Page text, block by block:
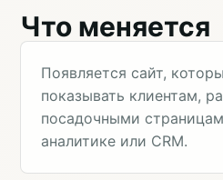
Что меняется
Появляется сайт,
показывать клиентам,
посадочными
аналитике или CRM.